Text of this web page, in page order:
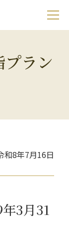
ラン
和8年7月16日
3月31